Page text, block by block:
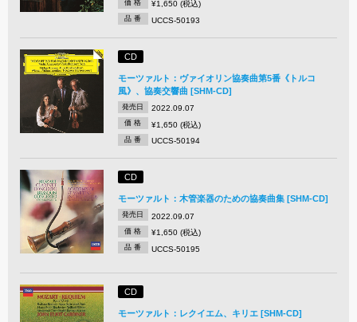
価 格 ¥1,650 (税込)
品 番 UCCS-50193
CD
モーツァルト：ヴァイオリン協奏曲第5番《トルコ
風》、協奏交響曲 [SHM-CD]
発売日 2022.09.07
価 格 ¥1,650 (税込)
品 番 UCCS-50194
CD
モーツァルト：木管楽器のための協奏曲集 [SHM-CD]
発売日 2022.09.07
価 格 ¥1,650 (税込)
品 番 UCCS-50195
CD
モーツァルト：レクイエム、キリエ [SHM-CD]